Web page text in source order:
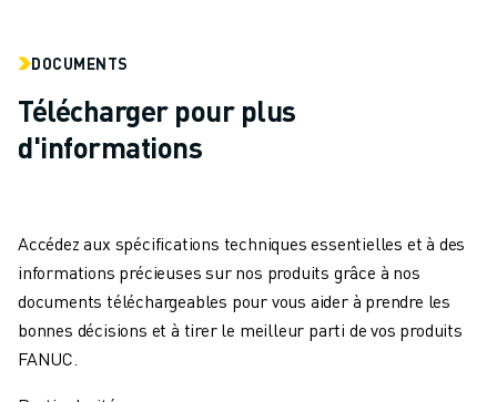
DOCUMENTS
Télécharger pour plus
d'informations
Accédez aux spécifications techniques essentielles et à des
informations précieuses sur nos produits grâce à nos
documents téléchargeables pour vous aider à prendre les
bonnes décisions et à tirer le meilleur parti de vos produits
FANUC.